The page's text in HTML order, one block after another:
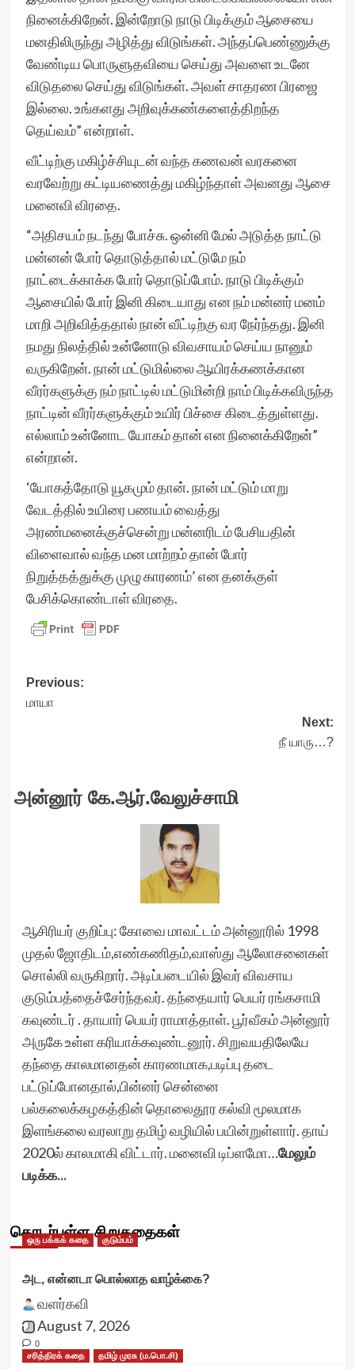
நினைக்கிறேன். இன்றோடு நாடு பிடிக்கும் ஆசையை
மனதிலிருந்து அழித்து விடுங்கள். அந்தப்பெண்ணுக்கு
வேண்டிய பொருளுதவியை செய்து அவளை உடனே
விடுதலை செய்து விடுங்கள். அவள் சாதரண பிரஜை
இல்லை. உங்களது அறிவுக்கண்களைத்திறந்த
தெய்வம்” என்றாள்.
வீட்டிற்கு மகிழ்ச்சியுடன் வந்த கணவன் வரகனை
வரவேற்று கட்டியணைத்து மகிழ்ந்தாள் அவனது ஆசை
மனைவி விரதை.
“அதிசயம் நடந்து போச்சு. ஒன்னி மேல் அடுத்த நாட்டு
மன்னன் போர் தொடுத்தால் மட்டுமே நம்
நாட்டைக்காக்க போர் தொடுப்போம். நாடு பிடிக்கும்
ஆசையில் போர் இனி கிடையாது என நம் மன்னர் மனம்
மாறி அறிவித்ததால் நான் வீட்டிற்கு வர நேர்ந்தது. இனி
நமது நிலத்தில் உன்னோடு விவசாயம் செய்ய நானும்
வருகிறேன். நான் மட்டுமில்லை ஆயிரக்கணக்கான
வீரர்களுக்கு நம் நாட்டில் மட்டுமின்றி நாம் பிடிக்கவிருந்த
நாட்டின் வீரர்களுக்கும் உயிர் பிச்சை கிடைத்துள்ளது.
எல்லாம் உன்னோட யோகம் தான் என நினைக்கிறேன்”
என்றான்.
‘யோகத்தோடு யூகமும் தான். நான் மட்டும் மாறு
வேடத்தில் உயிரை பணயம் வைத்து
அரண்மனைக்குச்சென்று மன்னரிடம் பேசியதின்
விளைவால் வந்த மன மாற்றம் தான் போர்
நிறுத்தத்துக்கு முழு காரணம்’ என தனக்குள்
பேசிக்கொண்டாள் விரதை.
Post
navigation
Previous:
மாயா
Next:
நீ யாரு…?
அன்னூர் கே.ஆர்.வேலுச்சாமி
ஆசிரியர் குறிப்பு: கோவை மாவட்டம் அன்னூரில் 1998
முதல் ஜோதிடம்,எண்கணிதம்,வாஸ்து ஆலோசனைகள்
சொல்லி வருகிறார். அடிப்படையில் இவர் விவசாய
குடும்பத்தைச்சேர்ந்தவர். தந்தையார் பெயர் ரங்கசாமி
கவுண்டர் . தாயார் பெயர் ராமாத்தாள். பூர்வீகம் அன்னூர்
அருகே உள்ள கரியாக்கவுண்டனூர். சிறுவயதிலேயே
தந்தை காலமானதன் காரணமாக,படிப்பு தடை
பட்டுப்போனதால்,பின்னர் சென்னை
பல்கலைக்கழகத்தின் தொலைதூர கல்வி மூலமாக
இளங்கலை வரலாறு தமிழ் வழியில் பயின்றுள்ளார். தாய்
2020ல் காலமாகி விட்டார். மனைவி டிப்ளமோ…மேலும்
படிக்க...
தொடர்புள்ள சிறுகதைகள்
ஒரு பக்கக் கதை குடும்பம்
அட, என்னடா பொல்லாத வாழ்க்கை?
வளர்கவி
August 7, 2026
0
சரித்திரக் கதை
தமிழ் முரசு (ம.பொ.சி)